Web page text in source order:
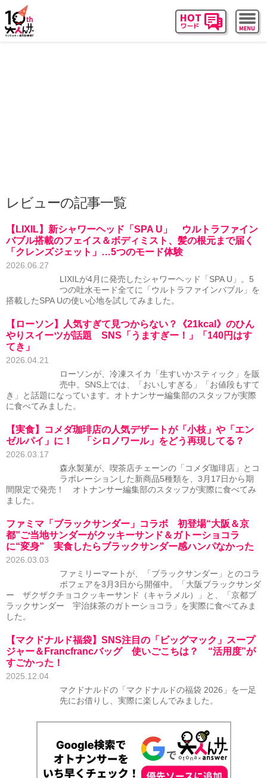
レビューの記事一覧
【LIXIL】新シャワーヘッド「SPA U」 ウルトラファイン
バブル搭載のフェイス＆ボディミスト、髪の根元まで届く
「クレンズジェット」…5つのモード体験
2026.06.27
LIXILが4月に発売したシャワーヘッド「SPA U」。5
つの吐水モード全てに「ウルトラファインバブル」を
搭載したSPA Uの使い心地を試してみました。
【ローソン】人気すぎて見つからない？《21kcal》のひん
やりスイーツが話題 SNS「うますぎー！」「140円はす
てき」
2026.04.21
ローソンが、冷凍スイカ「生すいかスティック」を販
売中。SNS上では、「おいしすぎる」「お値段もすて
き」と話題になっています。オトナンサー編集部のスタッフが実際
に食べてみました。
【実食】コメダ珈琲店の人気デザートが「小枝」や「エン
ゼルパイ」に！ 「シロノワール」をどう再現してる？
2026.03.17
森永製菓が、喫茶店チェーンの「コメダ珈琲店」とコ
ラボレーションした新商品5種類を、3月17日から期
間限定で発売！ オトナンサー編集部のスタッフが実際に食べてみ
ました。
ファミマ「ブラックサンダー」コラボ 初登場“大阪＆京
都”ご当地サンダーがクッキーサンド＆ガトーショコラ
に“変身” 実食したらブラックサンダー感ハンパなかった
2026.03.03
ファミリーマートが、「ブラックサンダー」とのコラ
ボフェアを3月3日から開催中。「大阪ブラックサンダ
ー ザクザクチョコクッキーサンド（キャラメル）」と、「京都ブ
ラックサンダー 宇治抹茶のガトーショコラ」を実際に食べてみま
した。
【マクドナルド福袋】SNS注目の「ビッグマック」スープ
ジャー＆Francfrancバッグ 使いごこちは？ “活用度”が
すごかった！
2025.12.04
マクドナルドの「マクドナルドの福袋 2026」を一足
先にお借りし、実際に楽しんでみました。